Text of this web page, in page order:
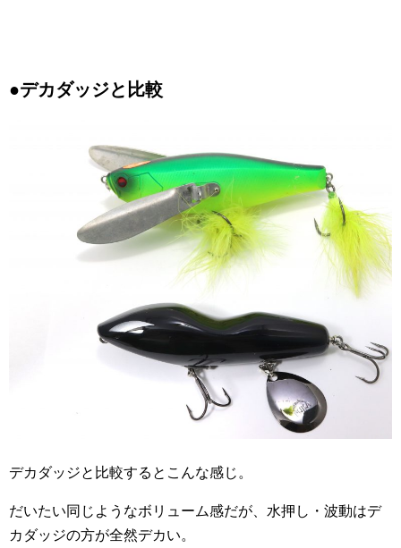
●デカダッジと比較
デカダッジと比較するとこんな感じ。
だいたい同じようなボリューム感だが、水押し・波動はデ
カダッジの方が全然デカい。